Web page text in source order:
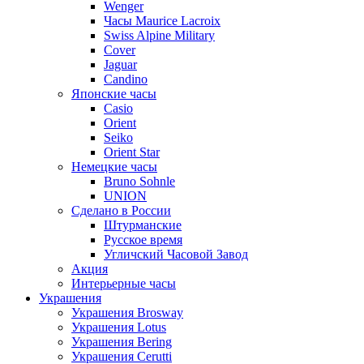
Wenger
Часы Maurice Lacroix
Swiss Alpine Military
Cover
Jaguar
Candino
Японские часы
Casio
Orient
Seiko
Orient Star
Немецкие часы
Bruno Sohnle
UNION
Сделано в России
Штурманские
Русское время
Угличский Часовой Завод
Акция
Интерьерные часы
Украшения
Украшения Brosway
Украшения Lotus
Украшения Bering
Украшения Cerutti